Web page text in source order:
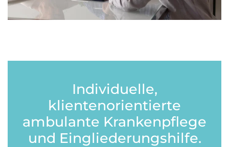
Individuelle,
klientenorientierte
ambulante Krankenpflege
und Eingliederungshilfe.